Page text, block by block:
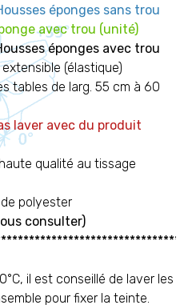
éponges sans trou
avec trou (unité)
éponges avec trou
(élastique)
tables de larg. 55 cm à 60
laver avec du produit
qualité au tissage
polyester
consulter)
il est conseillé de laver les
pour fixer la teinte.